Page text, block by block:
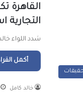
القاهرة
شدد اللواء
أكمل
خالد كامل